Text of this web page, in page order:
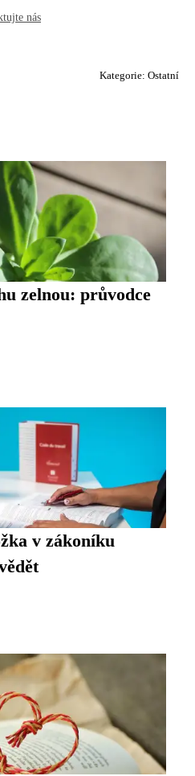
nás
Kategorie: Ostatní
zelnou: průvodce
v zákoníku